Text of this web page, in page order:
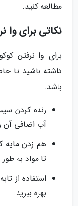
مطالعه کنید.
نکاتی برای وا
برای وا نرفتن
داشته باشید تا
باشد.
رنده کردن
آب اضافی آن
هم زدن مایه
تا مواد به
استفاده از
بهره ببرید.